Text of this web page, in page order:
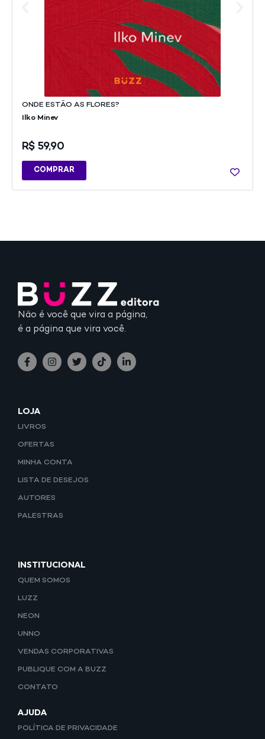
ONDE ESTÃO AS FLORES?
Ilko Minev
R$ 59,90
COMPRAR
Não é você que vira a página,
é a página que vira você.
LOJA
LIVROS
OFERTAS
MINHA CONTA
LISTA DE DESEJOS
AUTORES
PALESTRAS
INSTITUCIONAL
QUEM SOMOS
LUZZ
NEON
UNNO
VENDAS CORPORATIVAS
PUBLIQUE COM A BUZZ
CONTATO
AJUDA
POLÍTICA DE PRIVACIDADE